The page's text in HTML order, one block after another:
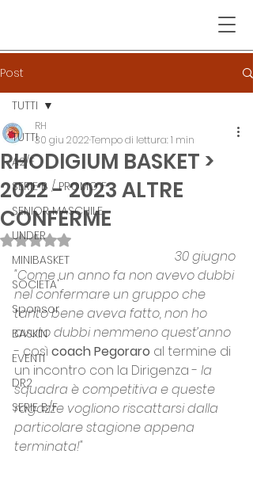
Post
TUTTI
A2/F
SERIE B / PROMO F
SENIOR MASCHILE
UNDER
MINIBASKET
SOCIETA'
Sponsor
BASKIN
EVENTI
DR2
SERIE B/F
TUTTI
RHODIGIUM BASKET >
2022 - 2023 ALTRE
CONFERME
RH
30 giu 2022Tempo di lettura: 1 min
Valutazione NaN stelle su 5.
30 giugno
"Come un anno fa non avevo dubbi
nel confermare un gruppo che
tanto bene aveva fatto, non ho
avuto dubbi nemmeno quest’anno
- così coach Pegoraro al termine di
un incontro con la Dirigenza - la
squadra è competitiva e queste
ragazze vogliono riscattarsi dalla
particolare stagione appena
terminata!"